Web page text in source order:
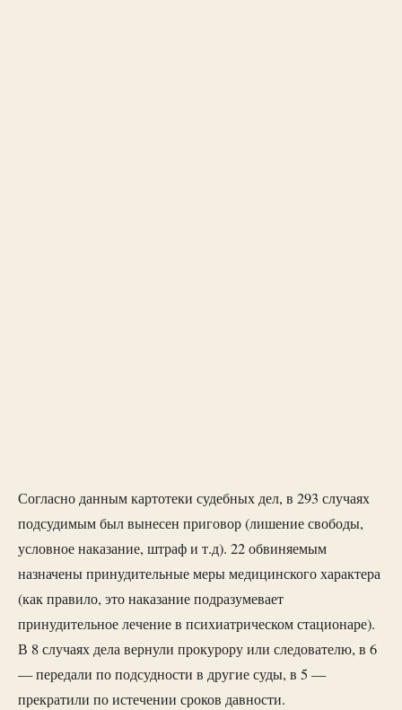
Согласно данным картотеки судебных дел, в 293 случаях
подсудимым был вынесен приговор (лишение свободы,
условное наказание, штраф и т.д). 22 обвиняемым
назначены принудительные меры медицинского характера
(как правило, это наказание подразумевает
принудительное лечение в психиатрическом стационаре).
В 8 случаях дела вернули прокурору или следователю, в 6
— передали по подсудности в другие суды, в 5 —
прекратили по истечении сроков давности.